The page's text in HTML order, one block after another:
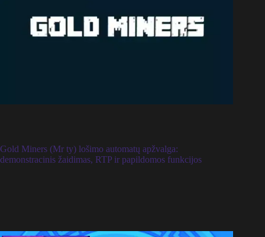
Gold Miners (Mr ty) lošimo automatų apžvalga:
demonstracinis žaidimas, RTP ir papildomos funkcijos